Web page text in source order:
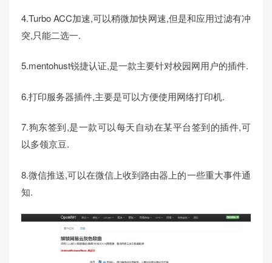
4.Turbo ACC加速,可以稍微加快网速,但是和应用过滤有冲
突,只能二选一.
5.mentohust锐捷认证,是一款主要针对校园网用户的插件.
6.打印服务器插件,主要是可以方便使用网络打印机.
7.狗东签到,是一款可以每天自动在某平台签到的插件,可
以多领京豆.
8.微信推送,可以在微信上收到路由器上的一些重大事件通
知.